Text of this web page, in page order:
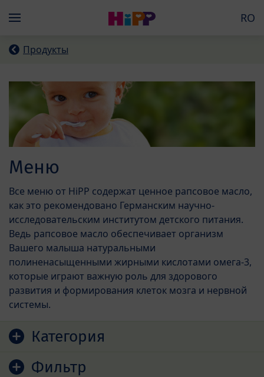
Menü RO
Продукты
Перейти к списку продуктов
Категория
Фильтр
Меню
Все меню от HiPP содержат ценное рапсовое масло,
как это рекомендовано Германским научно-
исследовательским институтом детского питания.
Ведь рапсовое масло обеспечивает организм
Вашего малыша натуральными
полиненасыщенными жирными кислотами омега-3,
которые играют важную роль для здорового
развития и формирования клеток мозга и нервной
системы.